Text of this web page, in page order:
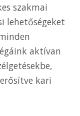
szakmai
lehetőségeket
aktívan
kari